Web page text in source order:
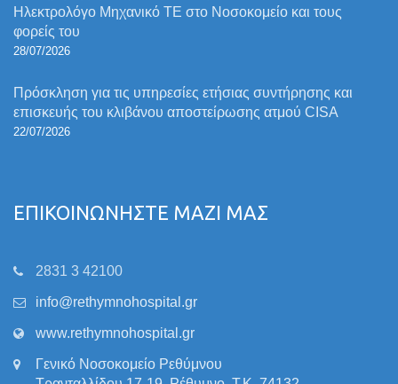
Ηλεκτρολόγο Μηχανικό ΤΕ στο Νοσοκομείο και τους
φορείς του
28/07/2026
Πρόσκληση για τις υπηρεσίες ετήσιας συντήρησης και
επισκευής του κλιβάνου αποστείρωσης ατμού CISA
22/07/2026
ΕΠΙΚΟΙΝΩΝΗΣΤΕ ΜΑΖΙ ΜΑΣ
2831 3 42100
info@rethymnohospital.gr
www.rethymnohospital.gr
Γενικό Νοσοκομείο Ρεθύμνου